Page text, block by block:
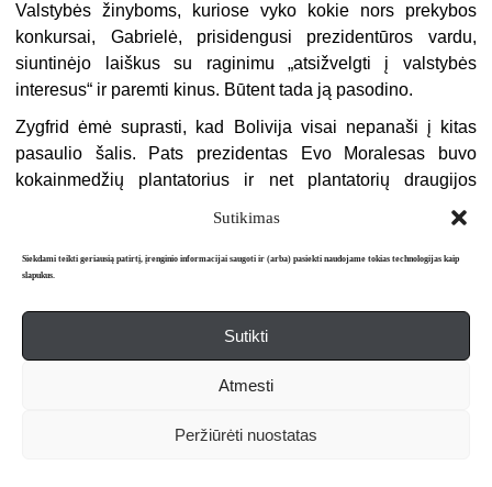
Sutikimas
Siekdami teikti geriausią patirtį, įrenginio informacijai saugoti ir (arba) pasiekti naudojame tokias technologijas kaip
slapukus.
Sutikti
Atmesti
Peržiūrėti nuostatas
Valstybės žinyboms, kuriose vyko kokie nors prekybos
konkursai, Gabrielė, prisidengusi prezidentūros vardu,
siuntinėjo laiškus su raginimu „atsižvelgti į valstybės
interesus“ ir paremti kinus. Būtent tada ją pasodino.
Zygfrid ėmė suprasti, kad Bolivija visai nepanaši į kitas
pasaulio šalis. Pats prezidentas Evo Moralesas buvo
kokainmedžių plantatorius ir net plantatorių draugijos
pirmininkas. Kokainmedis – pelningas augalas. Kai
Tarptautinės organizacijos uždraudė auginti koką. Evo
Moralesas Bolivijos vardu atsisakė pripažinti draudimą.
Niujorke iš Jungtinių Tautų Generalinės asamblėjos
neišgyventume aukštai kalnuose ir tankiose žemumų